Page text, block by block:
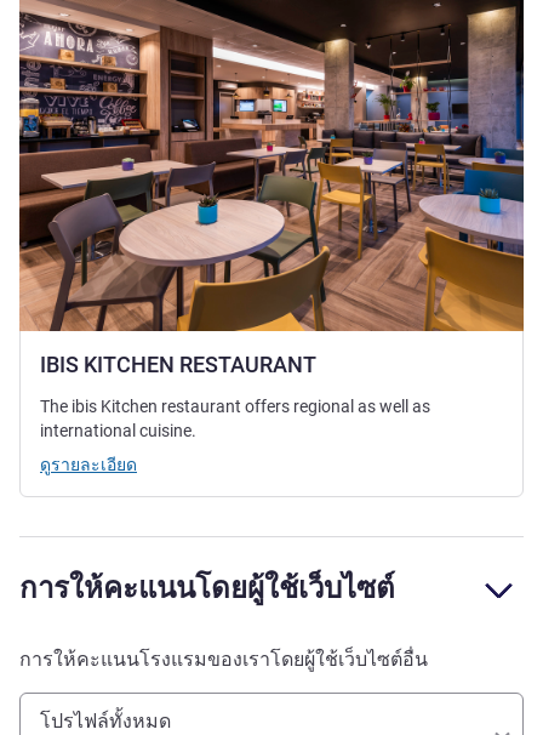
IBIS KITCHEN RESTAURANT
The ibis Kitchen restaurant offers regional as well as
international cuisine.
ดูรายละเอียด
การให้คะแนนโดยผู้ใช้เว็บไซต์
การให้คะแนนโรงแรมของเราโดยผู้ใช้เว็บไซต์อื่น
โปรไฟล์ทั้งหมด